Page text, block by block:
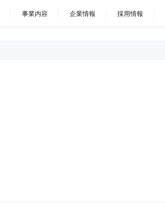
事業内容 企業情報 採用情報